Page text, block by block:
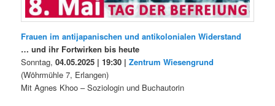
Frauen im antijapanischen und antikolonialen Widerstand
… und ihr Fort­wirken bis heute
Sonntag,04.05.2025 | 19:30 |Zentrum Wiesengrund
(Wöhrmühle 7, Erlangen)
Mit Agnes Khoo – Soziologin und Buchautorin